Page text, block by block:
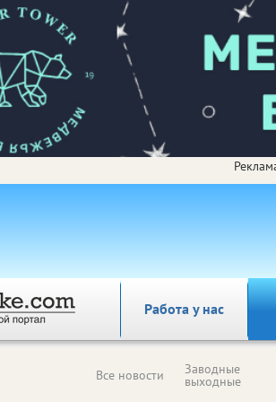
Работа у нас
Все новости Заводные
выходные